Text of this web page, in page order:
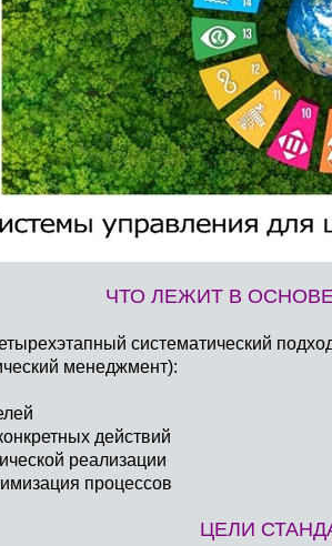
ЧТО ЛЕЖИТ В ОСНОВЕ
систематический
менеджмент):
действий
реализации
процессов
ЦЕЛИ